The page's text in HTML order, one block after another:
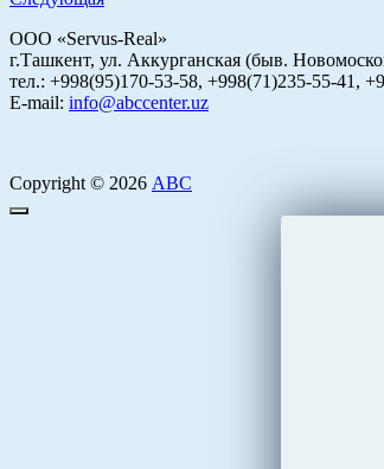
ООО «Servus-Real»
г.Ташкент, ул. Аккурганская (быв.
тел.: +998(95)170-53-58, +998(71)235-55-41,
E-mail: info@abccenter.uz
Copyright © 2026 АВС